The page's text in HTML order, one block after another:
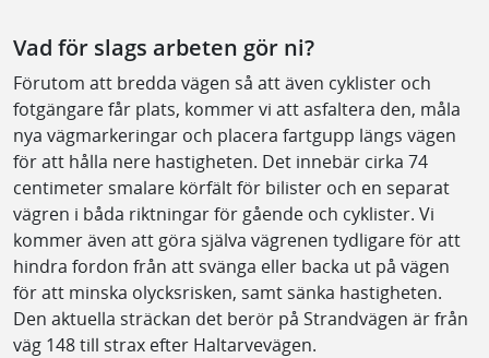
Vad för slags arbeten gör ni?
Förutom att bredda vägen så att även cyklister och
fotgängare får plats, kommer vi att asfaltera den, måla
nya vägmarkeringar och placera fartgupp längs vägen
för att hålla nere hastigheten. Det innebär cirka 74
centimeter smalare körfält för bilister och en separat
vägren i båda riktningar för gående och cyklister. Vi
kommer även att göra själva vägrenen tydligare för att
hindra fordon från att svänga eller backa ut på vägen
för att minska olycksrisken, samt sänka hastigheten.
Den aktuella sträckan det berör på Strandvägen är från
väg 148 till strax efter Haltarvevägen.